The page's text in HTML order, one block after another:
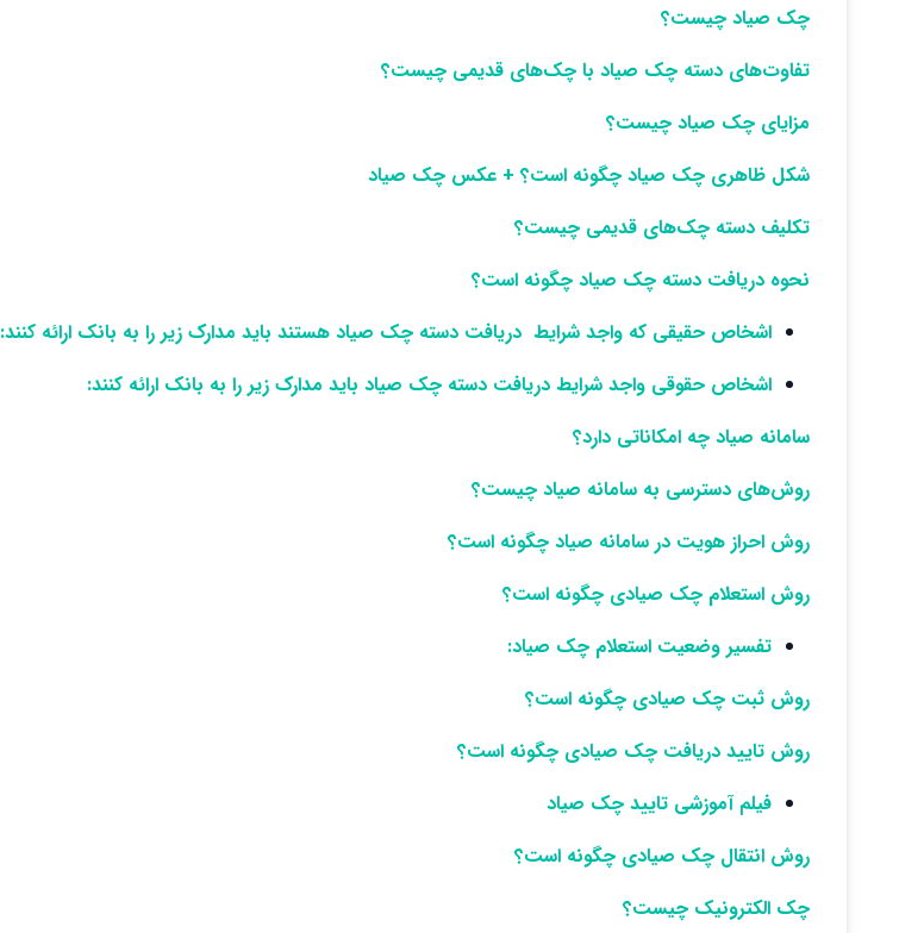
چک صیاد چیست؟
تفاوت‌های دسته چک صیاد با چک‌های قدیمی چیست؟
مزایای چک صیاد چیست؟
شکل ظاهری چک صیاد چگونه است؟ + عکس چک صیاد
تکلیف دسته چک‌های قدیمی چیست؟
نحوه دریافت دسته چک صیاد چگونه است؟
اشخاص حقیقی که واجد شرایط دریافت دسته چک صیاد هستند باید مدارک زیر را به بانک ارائه کنند:
اشخاص حقوقی واجد شرایط دریافت دسته چک صیاد باید مدارک زیر را به بانک ارائه کنند:
سامانه صیاد چه امکاناتی دارد؟
روش‌های دسترسی به سامانه صیاد چیست؟
روش احراز هویت در سامانه صیاد چگونه است؟
روش استعلام چک صیادی چگونه است؟
تفسیر وضعیت استعلام چک صیاد:
روش ثبت چک صیادی چگونه است؟
روش تایید دریافت چک صیادی چگونه است؟
فیلم آموزشی تایید چک صیاد
روش انتقال چک صیادی چگونه است؟
چک الکترونیک چیست؟